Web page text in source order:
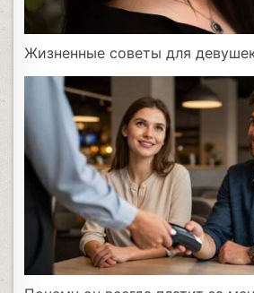
Жизненные советы для